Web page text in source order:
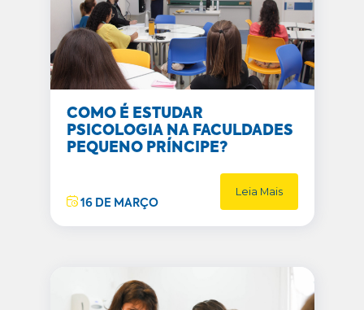
COMO É ESTUDAR
PSICOLOGIA NA FACULDADES
PEQUENO PRÍNCIPE?
16 DE MARÇO
Leia Mais